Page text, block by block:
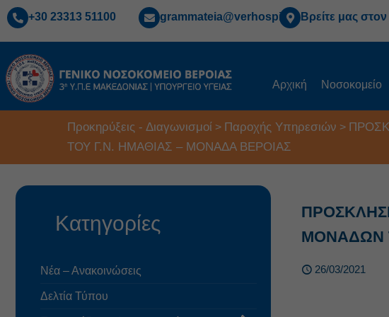
+30 23313 51100 grammateia@verhospi.gr Βρείτε μας
Αρχική Νοσοκομείο
Προκηρύξεις - Διαγωνισμοί > Παροχής Υπηρεσιών >
ΤΟΥ Γ.Ν. ΗΜΑΘΙΑΣ – ΜΟΝΑΔΑ ΒΕΡΟΙΑΣ
ΜΟΝΑΔΩΝ
26/03/2021
Κατηγορίες
Νέα – Ανακοινώσεις
Δελτία Τύπου